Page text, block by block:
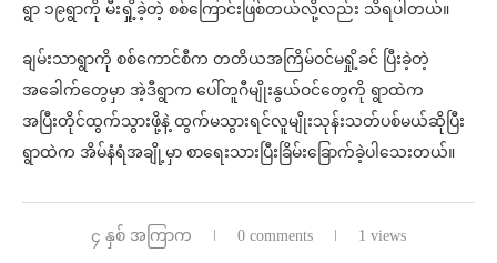
ရွာ ၁၉ရွာကို မီးရှို့ခဲ့တဲ့ စစ်ကြောင်းဖြစ်တယ်လို့လည်း သိရပါတယ်။
ချမ်းသာရွာကို စစ်ကောင်စီက တတိယအကြိမ်ဝင်မရှို့ခင် ပြီးခဲ့တဲ့
အခေါက်တွေမှာ အဲ့ဒီရွာက ပေါ်တူဂီမျိုးနွယ်ဝင်တွေကို ရွာထဲက
အပြီးတိုင်ထွက်သွားဖို့နဲ့ ထွက်မသွားရင်လူမျိုးသုန်းသတ်ပစ်မယ်ဆိုပြီး
ရွာထဲက အိမ်နံရံအချို့မှာ စာရေးသားပြီးခြိမ်းခြောက်ခဲ့ပါသေးတယ်။
၄ နှစ် အကြာက 0 comments 1 views